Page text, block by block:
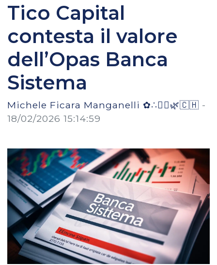
Tico Capital
contesta il valore
dell’Opas Banca
Sistema
Michele Ficara Manganelli ✿∴♛🌿🇨🇭 -
18/02/2026 15:14:59